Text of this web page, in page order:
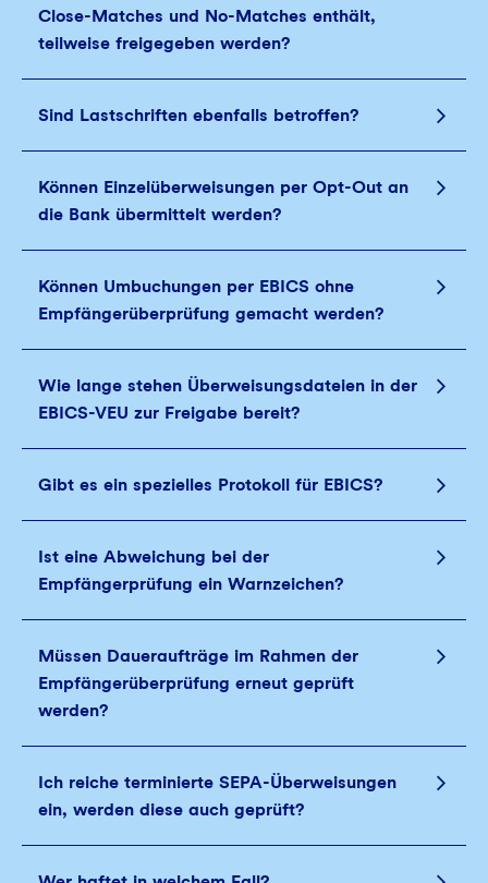
Close-Matches und No-Matches enthält,
teilweise freigegeben werden?
Sind Lastschriften ebenfalls betroffen?
Können Einzelüberweisungen per Opt-Out an
die Bank übermittelt werden?
Können Umbuchungen per EBICS ohne
Empfängerüberprüfung gemacht werden?
Wie lange stehen Überweisungsdateien in der
EBICS-VEU zur Freigabe bereit?
Gibt es ein spezielles Protokoll für EBICS?
Ist eine Abweichung bei der
Empfängerprüfung ein Warnzeichen?
Müssen Daueraufträge im Rahmen der
Empfängerüberprüfung erneut geprüft
werden?
Ich reiche terminierte SEPA-Überweisungen
ein, werden diese auch geprüft?